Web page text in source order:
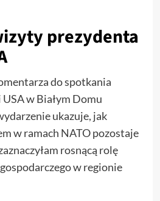
prezydenta
do spotkania
w Białym Domu
ukazuje, jak
w ramach NATO pozostaje
rosnącą rolę
w regionie